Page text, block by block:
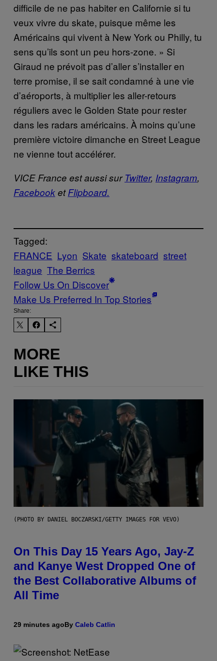
difficile de ne pas habiter en Californie si tu
veux vivre du skate, puisque même les
Américains qui vivent à New York ou Philly, tu
sens qu’ils sont un peu hors-zone. » Si
Giraud ne prévoit pas d’aller s’installer en
terre promise, il se sait condamné à une vie
d’aéroports, à multiplier les aller-retours
réguliers avec le Golden State pour rester
dans les radars américains. À moins qu’une
première victoire dimanche en Street League
ne vienne tout accélérer.
VICE France est aussi surTwitter, Instagram,
FacebooketFlipboard.
Tagged:
FRANCE Lyon Skate skateboard street
league The Berrics
Follow Us On Discover
Make Us Preferred In Top Stories
Share:
MORE
LIKE THIS
(PHOTO BY DANIEL BOCZARSKI/GETTY IMAGES FOR VEVO)
On This Day 15 Years Ago, Jay-Z
and Kanye West Dropped One of
the Best Collaborative Albums of
All Time
29 minutes agoBy Caleb Catlin